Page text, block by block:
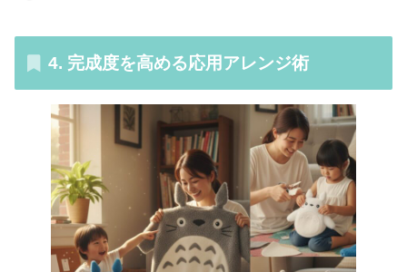
4. 完成度を高める応用アレンジ術